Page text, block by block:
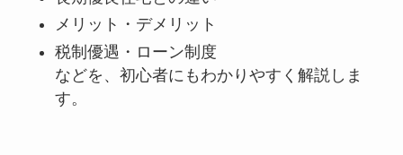
メリット・デメリット
税制優遇・ローン制度
などを、初心者にもわかりやすく解説しま
す。